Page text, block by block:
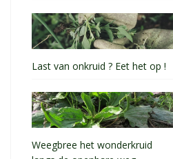
Last van onkruid ? Eet het op !
Weegbree het wonderkruid